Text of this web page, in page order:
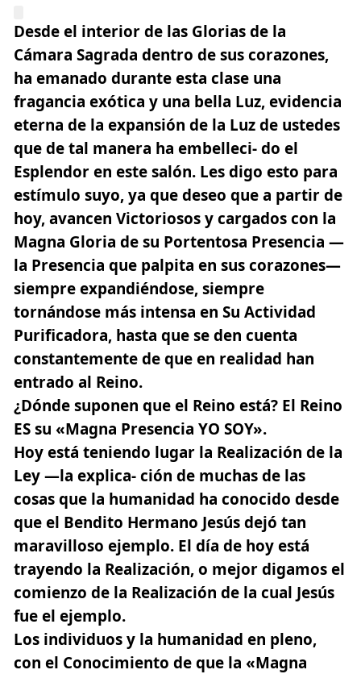
Desde el interior de las Glorias de la
Cámara Sagrada dentro de sus corazones,
ha emanado durante esta clase una
fragancia exótica y una bella Luz, evidencia
eterna de la expansión de la Luz de ustedes
que de tal manera ha embelleci- do el
Esplendor en este salón. Les digo esto para
estímulo suyo, ya que deseo que a partir de
hoy, avancen Victoriosos y cargados con la
Magna Gloria de su Portentosa Presencia —
la Presencia que palpita en sus corazones—
siempre expandiéndose, siempre
tornándose más intensa en Su Actividad
Purificadora, hasta que se den cuenta
constantemente de que en realidad han
entrado al Reino.
¿Dónde suponen que el Reino está? El Reino
ES su «Magna Presencia YO SOY».
Hoy está teniendo lugar la Realización de la
Ley —la explica- ción de muchas de las
cosas que la humanidad ha conocido desde
que el Bendito Hermano Jesús dejó tan
maravilloso ejemplo. El día de hoy está
trayendo la Realización, o mejor digamos el
comienzo de la Realización de la cual Jesús
fue el ejemplo.
Los individuos y la humanidad en pleno,
con el Conocimiento de que la «Magna